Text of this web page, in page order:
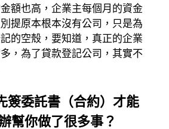
額也高，企業主每個月的資金
提原本根本沒有公司，只是為
的空殼，要知道，真正的企業
，為了貸款登記公司，其實不
簽委託書（合約）才能
幫你做了很多事？